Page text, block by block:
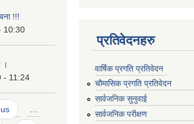
!!!
10:30
।
- 11:24
प्रतिवेदनहरु
वार्षिक प्रगति प्रतिवेदन
चौमासिक प्रगति प्रतिवेदन
सार्वजनिक सुनुवाई
सार्वजनिक परीक्षण